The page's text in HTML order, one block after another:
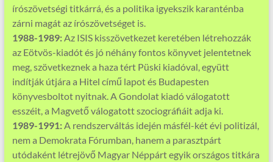
írószövetségi titkárrá, és a politika igyekszik karanténba
zárni magát az írószövetséget is.
1988-1989:Az ISIS kisszövetkezet keretében létrehozzák
az Eötvös-kiadót és jó néhány fontos könyvet jelentetnek
meg, szövetkeznek a haza tért Püski kiadóval, együtt
indítják útjára a Hitel című lapot és Budapesten
könyvesboltot nyitnak. A Gondolat kiadó válogatott
esszéit, a Magvető válogatott szociográfiáit adja ki.
1989-1991:A rendszerváltás idején másfél-két évi politizál,
nem a Demokrata Fórumban, hanem a parasztpárt
utódaként létrejövő Magyar Néppárt egyik országos titkára